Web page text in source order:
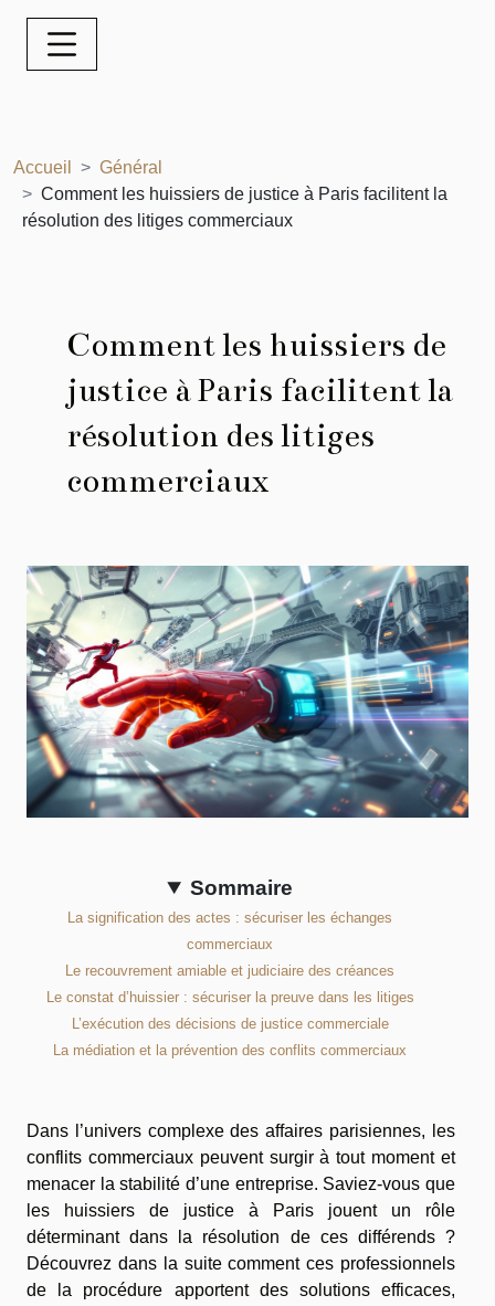
Accueil
Général
Comment les huissiers de justice à Paris facilitent la
résolution des litiges commerciaux
Comment les huissiers de
justice à Paris facilitent la
résolution des litiges
commerciaux
Sommaire
La signification des actes : sécuriser les échanges
commerciaux
Le recouvrement amiable et judiciaire des créances
Le constat d’huissier : sécuriser la preuve dans les litiges
L’exécution des décisions de justice commerciale
La médiation et la prévention des conflits commerciaux
Dans l’univers complexe des affaires parisiennes, les
conflits commerciaux peuvent surgir à tout moment et
menacer la stabilité d’une entreprise. Saviez-vous que
les huissiers de justice à Paris jouent un rôle
déterminant dans la résolution de ces différends ?
Découvrez dans la suite comment ces professionnels
de la procédure apportent des solutions efficaces,